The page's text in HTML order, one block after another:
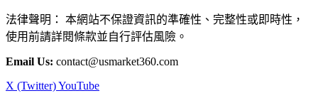
法律聲明： 本網站不保證資訊的準確性、完整性或即時性，
使用前請詳閱條款並自行評估風險。
Email Us: contact@usmarket360.com
X (Twitter)YouTube